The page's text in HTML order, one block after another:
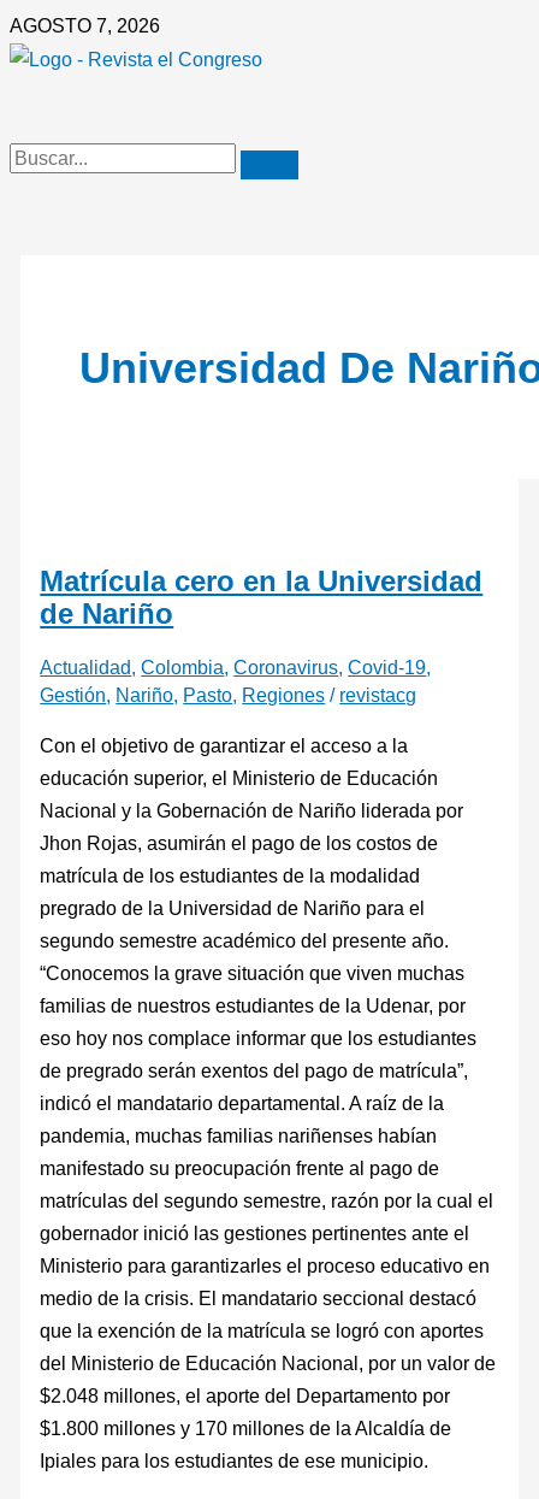
Ir
al
AGOSTO 7, 2026
Universidad De
Matrícula cero en la Universidad
de Nariño
Actualidad,Colombia,Coronavirus,Covid-19,
Gestión, Nariño, Pasto, Regiones / revistacg
Con el objetivo de garantizar el acceso a la
educación superior, el Ministerio de Educación
Nacional y la Gobernación de Nariño liderada por
Jhon Rojas, asumirán el pago de los costos de
matrícula de los estudiantes de la modalidad
pregrado de la Universidad de Nariño para el
segundo semestre académico del presente año.
“Conocemos la grave situación que viven muchas
familias de nuestros estudiantes de la Udenar, por
eso hoy nos complace informar que los estudiantes
de pregrado serán exentos del pago de matrícula”,
indicó el mandatario departamental. A raíz de la
pandemia, muchas familias nariñenses habían
manifestado su preocupación frente al pago de
matrículas del segundo semestre, razón por la cual el
gobernador inició las gestiones pertinentes ante el
Ministerio para garantizarles el proceso educativo en
medio de la crisis. El mandatario seccional destacó
que la exención de la matrícula se logró con aportes
del Ministerio de Educación Nacional, por un valor de
$2.048 millones, el aporte del Departamento por
$1.800 millones y 170 millones de la Alcaldía de
Ipiales para los estudiantes de ese municipio.
Matrícula
Universidad
de